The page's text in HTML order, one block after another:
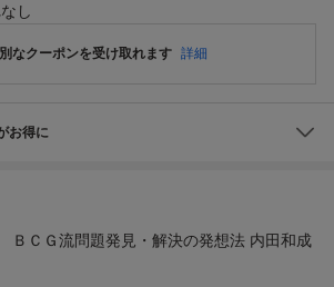
し
なクーポンを受け取れます 詳細
お得に
ＣＧ流問題発見・解決の発想法 内田和成